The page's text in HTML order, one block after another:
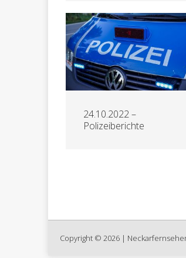
24.10.2022 –
Polizeiberichte
Copyright © 2026 |